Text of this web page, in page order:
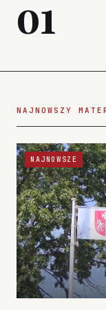
01
NAJNOWSZY
NAJNOWSZE